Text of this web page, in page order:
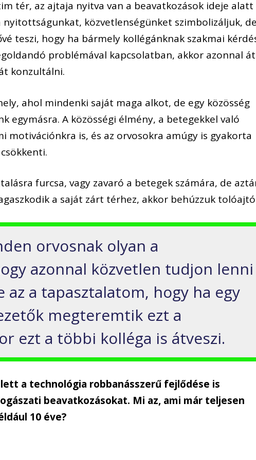
tér, az ajtaja nyitva van a beavatkozások ideje alatt
nyitottságunkat, közvetlenségünket szimbolizáljuk, de
teszi, hogy ha bármely kollégánknak szakmai
problémával kapcsolatban, akkor azonnal át
konzultálni.
ahol mindenki saját maga alkot, de egy közösség
egymásra. A közösségi élmény, a betegekkel való
motivációnkra is, és az orvosokra amúgy is gyakorta
furcsa, vagy zavaró a betegek számára, de
a saját zárt térhez, akkor behúzzuk
orvosnak olyan a
azonnal közvetlen tudjon lenni
az a tapasztalatom, hogy ha egy
megteremtik ezt a
ezt a többi kolléga is átveszi.
a technológia robbanásszerű fejlődése is
beavatkozásokat. Mi az, ami már teljesen
10 éve?